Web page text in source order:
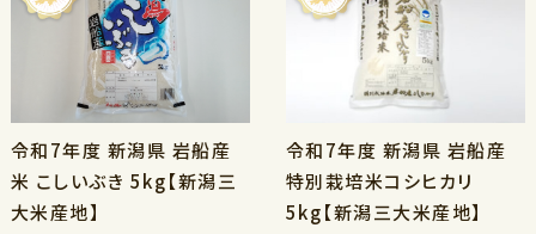
令和7年度 新潟県 岩船産
米 こしいぶき 5kg【新潟三
大米産地】
令和7年度 新潟県 岩船産
特別栽培米コシヒカリ
5kg【新潟三大米産地】